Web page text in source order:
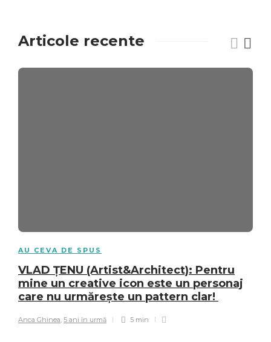
Articole recente
AU CEVA DE SPUS
VLAD ȚENU (Artist&Architect): Pentru
mine un creative icon este un personaj
care nu urmărește un pattern clar!
Anca Ghinea 5 ani în urmă 5 min